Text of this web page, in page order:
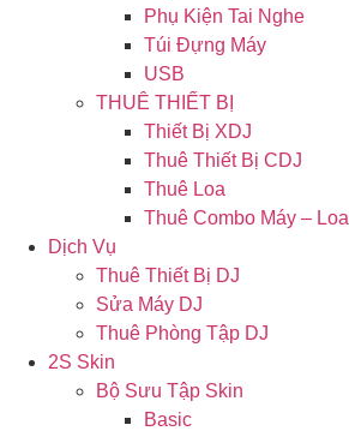
Phụ Kiện Tai Nghe
Túi Đựng Máy
USB
THUÊ THIẾT BỊ
Thiết Bị XDJ
Thuê Thiết Bị CDJ
Thuê Loa
Thuê Combo Máy – Loa
Dịch Vụ
Thuê Thiết Bị DJ
Sửa Máy DJ
Thuê Phòng Tập DJ
2S Skin
Bộ Sưu Tập Skin
Basic